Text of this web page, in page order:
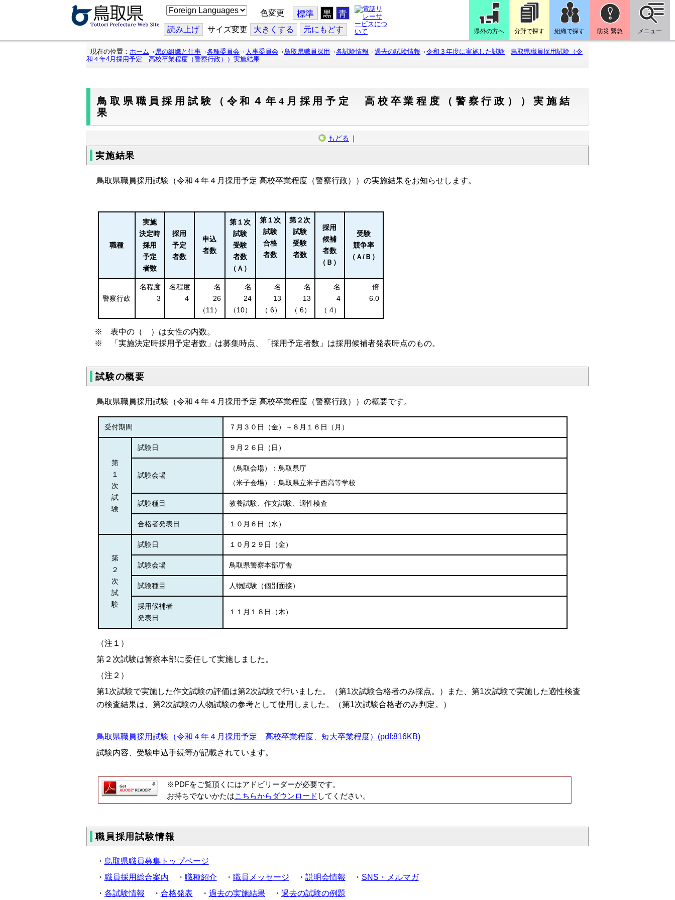
こ
の
ジ
を
翻
訳
色変更 標準 黒 青
読み上げ サイズ変更 大きくする 元にもどす 県外の方へ 分野で探す 組織で探す 防災 緊急 メニュー
現在の位置： ホーム 県の組織と仕事 各種委員会 人事委員会 鳥取県職員採用 各試験情報 過去の試験情報 令和３年度に実施した試験
鳥取県職員採用試験（令
和４年4月採用予定 高校卒業程度（警察行政））実施結果
鳥取県職員採用試験（令和４年4月採用予定 高校卒業程度（警察行政））実施結
果
もどる ｜
実施結果
鳥取県職員採用試験（令和４年４月採用予定 高校卒業程度（警察行政））の実施結果をお知らせします。
職種
実施
決定時
採用
予定
者数
採用
予定
者数
申込
者数
第１次
試験
受験
者数
（Ａ）
第１次
試験
合格
者数
第２次
試験
受験
者数
採用
候補
者数
（Ｂ）
受験
競争率
（Ａ/Ｂ）
警察行政
名程度
3
名程度
４
名
26
（11）
名
24
（10）
名
13
（ 6）
名
13
（ 6）
名
4
（ 4）
倍
6.0
※ 表中の（ ）は女性の内数。
※ 「実施決定時採用予定者数」は募集時点、「採用予定者数」は採用候補者発表時点のもの。
試験の概要
鳥取県職員採用試験（令和４年４月採用予定 高校卒業程度（警察行政））の概要です。
受付期間 ７月３０日（金）～８月１６日（月）
第
１
次
試
験
試験日 ９月２６日（日）
試験会場
（鳥取会場）：鳥取県庁
（米子会場）：鳥取県立米子西高等学校
試験種目 教養試験、作文試験、適性検査
合格者発表日 １０月６日（水）
第
２
次
試
験
試験日 １０月２９日（金）
試験会場 鳥取県警察本部庁舎
試験種目 人物試験（個別面接）
採用候補者
発表日
１１月１８日（木）
（注１）
第２次試験は警察本部に委任して実施しました。
（注２）
第1次試験で実施した作文試験の評価は第2次試験で行いました。（第1次試験合格者のみ採点。）また、第1次試験で実施した適性検査
の検査結果は、第2次試験の人物試験の参考として使用しました。（第1次試験合格者のみ判定。）
鳥取県職員採用試験（令和４年４月採用予定 高校卒業程度、短大卒業程度）(pdf:816KB)
試験内容、受験申込手続等が記載されています。
※PDFをご覧頂くにはアドビリーダーが必要です。
お持ちでないかたはこちらからダウンロード してください。
職員採用試験情報
・ 鳥取県職員募集トップページ
・ 職員採用総合案内 ・ 職種紹介 ・ 職員メッセージ ・ 説明会情報 ・ SNS・メルマガ
・ 各試験情報 ・ 合格発表 ・ 過去の実施結果・ 過去の試験の例題